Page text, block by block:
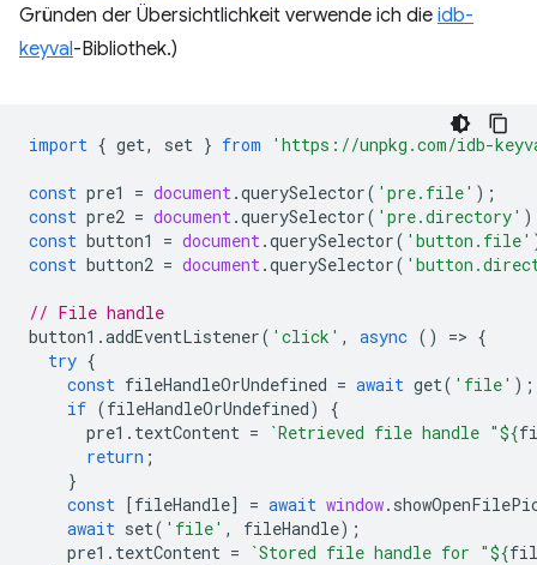
Gründen der Übersichtlichkeit verwende ich die idb-
keyval-Bibliothek.)
import { get, set } from 'https://unpkg.com/idb-
const pre1 = document.querySelector( 'pre.file' );
const pre2 = document.querySelector( 'pre.directory'
const button1 = document.querySelector( 'button.file'
const button2 = document.querySelector(
// File handle
button1 .addEventListener( 'click' , async () => {
try {
const fileHandleOrUndefined = await get( 'file' );
if (fileHandleOrUndefined)
{
pre1 . textContent = `Retrieved file handle "${
return ;
}
const [fileHandle] = await window.
await set( 'file' , fileHandle);
pre1 . textContent = `Stored file handle for "${